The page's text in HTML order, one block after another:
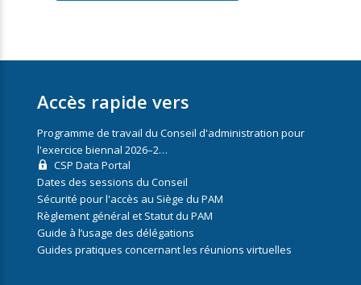
Accès rapide vers
Programme de travail du Conseil d'administration pour
l'exercice biennal 2026–2…
CSP Data Portal
Dates des sessions du Conseil
Sécurité pour l'accès au Siège du PAM
Règlement général et Statut du PAM
Guide à l’usage des délégations
Guides pratiques concernant les réunions virtuelles